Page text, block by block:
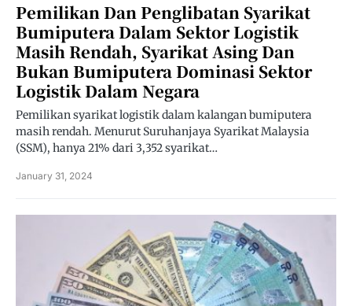
Pemilikan Dan Penglibatan Syarikat
Bumiputera Dalam Sektor Logistik
Masih Rendah, Syarikat Asing Dan
Bukan Bumiputera Dominasi Sektor
Logistik Dalam Negara
Pemilikan syarikat logistik dalam kalangan bumiputera
masih rendah. Menurut Suruhanjaya Syarikat Malaysia
(SSM), hanya 21% dari 3,352 syarikat…
January 31, 2024